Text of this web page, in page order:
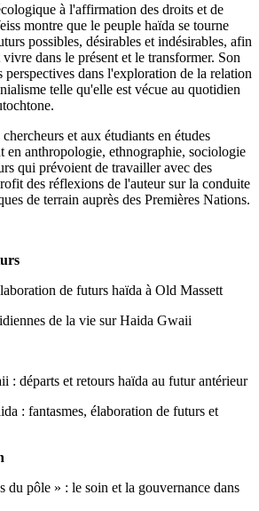
à l'affirmation des droits et de
montre que le peuple haïda se tourne
possibles, désirables et indésirables, afin
dans le présent et le transformer. Son
dans l'exploration de la relation
telle qu'elle est vécue au quotidien
et aux étudiants en études
en anthropologie, ethnographie, sociologie
qui prévoient de travailler avec des
des réflexions de l'auteur sur la conduite
de terrain auprès des Premières Nations.
de futurs haïda à Old Massett
de la vie sur Haida Gwaii
: départs et retours haïda au futur antérieur
: fantasmes, élaboration de futurs et
du pôle » : le soin et la gouvernance dans